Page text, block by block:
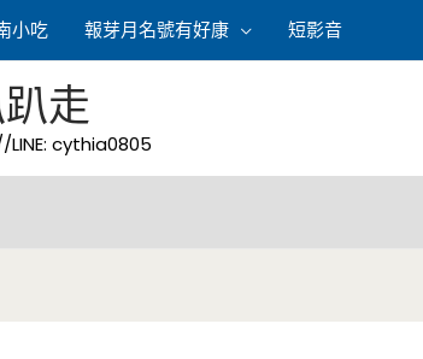
小吃 報芽月名號有好康 短影音
走
LINE: cythia0805